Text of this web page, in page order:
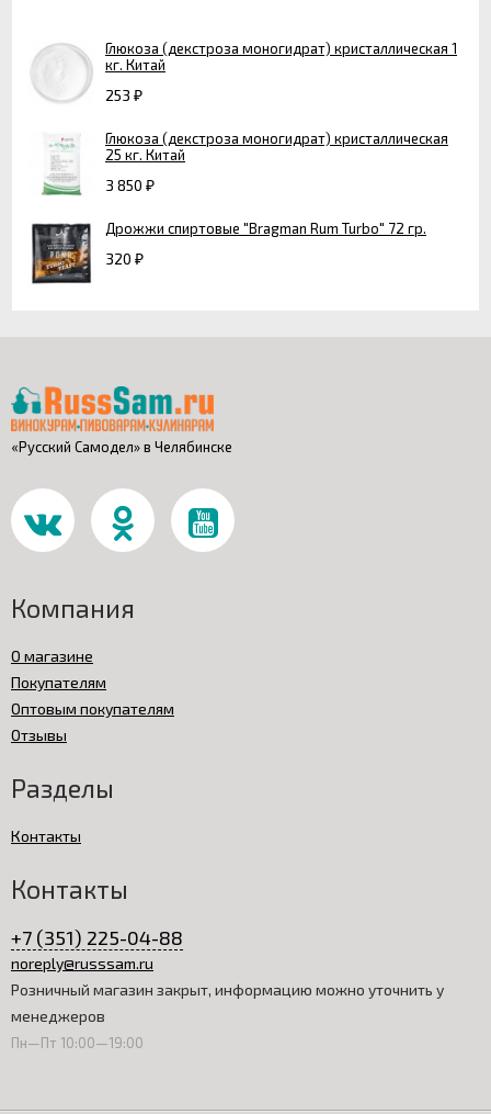
Глюкоза (декстроза моногидрат) кристаллическая 1
кг. Китай
253 ₽
Глюкоза (декстроза моногидрат) кристаллическая
25 кг. Китай
3 850 ₽
Дрожжи спиртовые "Bragman Rum Turbo" 72 гр.
320 ₽
«Русский Самодел» в Челябинске
Компания
О магазине
Покупателям
Оптовым покупателям
Отзывы
Разделы
Контакты
Контакты
+7 (351) 225-04-88
noreply@russsam.ru
Розничный магазин закрыт, информацию можно уточнить у
менеджеров
Пн—Пт 10:00—19:00